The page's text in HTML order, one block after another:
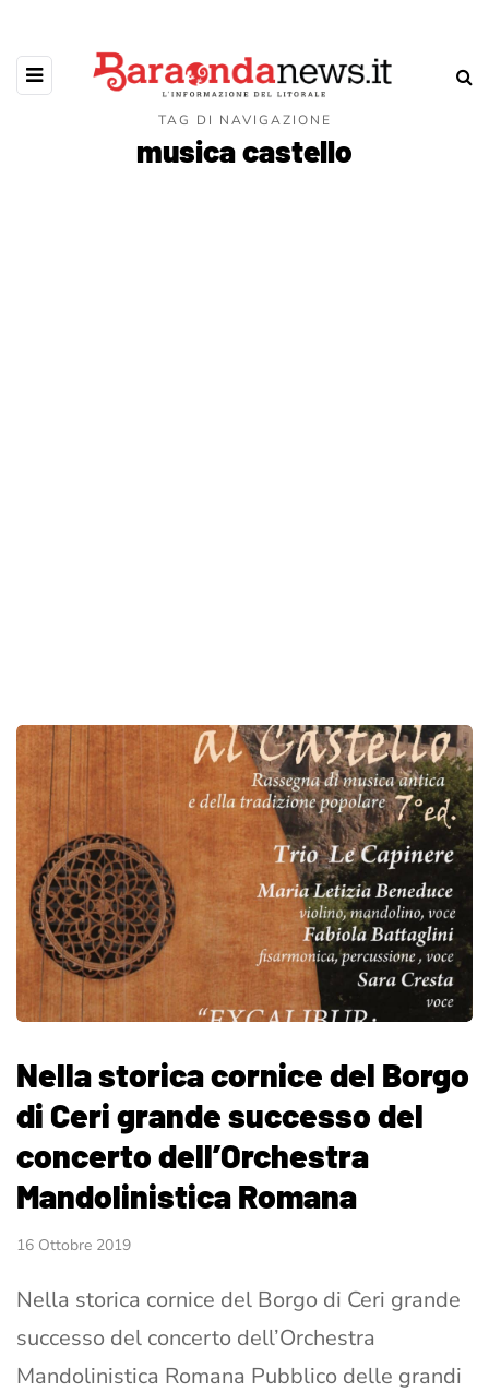
TAG DI NAVIGAZIONE
musica castello
Nella storica cornice del Borgo
di Ceri grande successo del
concerto dell’Orchestra
Mandolinistica Romana
16 Ottobre 2019
Nella storica cornice del Borgo di Ceri grande
successo del concerto dell’Orchestra
Mandolinistica Romana Pubblico delle grandi